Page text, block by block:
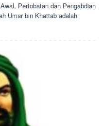
Pertobatan dan Pengabdian
Umar bin Khattab adalah